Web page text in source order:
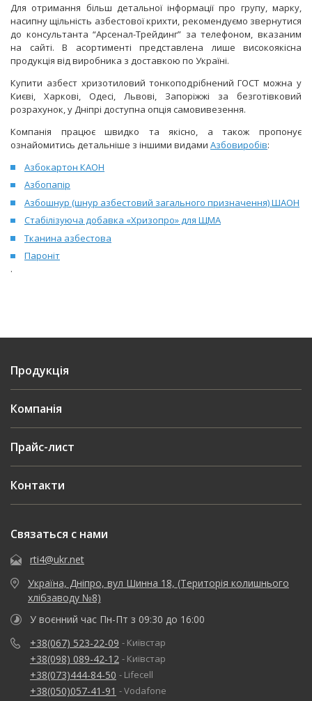
Для отримання більш детальної інформації про групу, марку,
насипну щільність азбестової крихти, рекомендуємо звернутися
до консультанта “Арсенал-Трейдинг” за телефоном, вказаним
на сайті. В асортименті представлена лише високоякісна
продукція від виробника з доставкою по Україні.
Купити азбест хризотиловий тонкоподрібнений ГОСТ можна у
Києві, Харкові, Одесі, Львові, Запоріжжі за безготівковий
розрахунок, у Дніпрі доступна опція самовивезення.
Компанія працює швидко та якісно, а також пропонує
ознайомитись детальніше з іншими видами Азбовиробів:
Азбокартон КАОН
Азбопапір
Азбошнур (шнур азбестовий загального призначення) ШАОН
Стабілізуюча добавка «Хризопро» для ЩМА
Тканина азбестова
Пароніт
.
Продукція
Компанія
Прайс-лист
Контакти
Связаться с нами
rti4@ukr.net
Україна, Дніпро, вул Шинна 18, (Територія колишнього
хлібзаводу №8)
У воєнний час Пн-Пт з 09:30 до 16:00
+38(067) 523-22-09 - Київстар
+38(098) 089-42-12 - Київстар
+38(073)444-84-50 - Lifecell
+38(050)057-41-91 - Vodafone